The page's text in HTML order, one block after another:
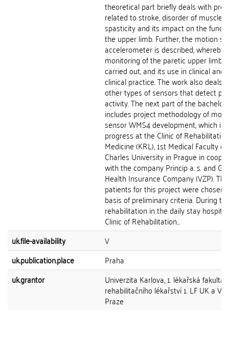
theoretical part briefly deals with
related to stroke, disorder of muscle
spasticity and its impact on the
the upper limb. Further, the motion
accelerometer is described, whereby
monitoring of the paretic upper limb
carried out, and its use in clinical and
clinical practice. The work also deals
other types of sensors that detect
activity. The next part of the
includes project methodology of
sensor WMS4 development, which is
progress at the Clinic of Rehabilitation
Medicine (KRL), 1st Medical Faculty
Charles University in Prague in
with the company Princip a. s. and
Health Insurance Company (VZP). The
patients for this project were chosen
basis of preliminary criteria. During
rehabilitation in the daily stay
Clinic of Rehabilitation...
uk.file-availability
V
uk.publication.place
Praha
uk.grantor
Univerzita Karlova, 1. lékařská fakulta,
rehabilitačního lékařství 1. LF UK a
Praze